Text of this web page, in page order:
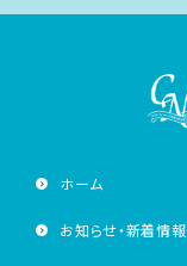
ホーム
お知らせ・新着情報